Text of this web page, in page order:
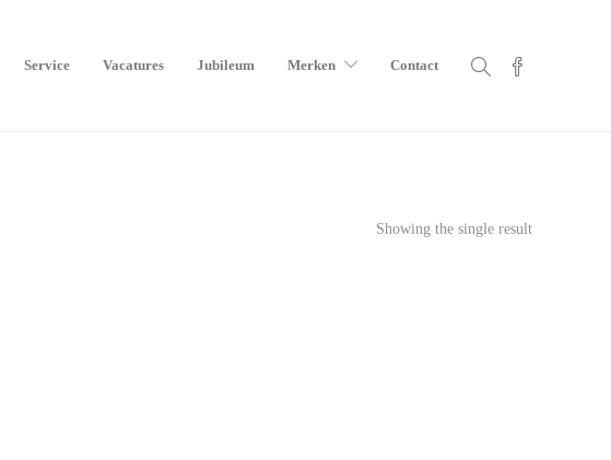
Service Vacatures Jubileum Merken Contact
Showing the single result